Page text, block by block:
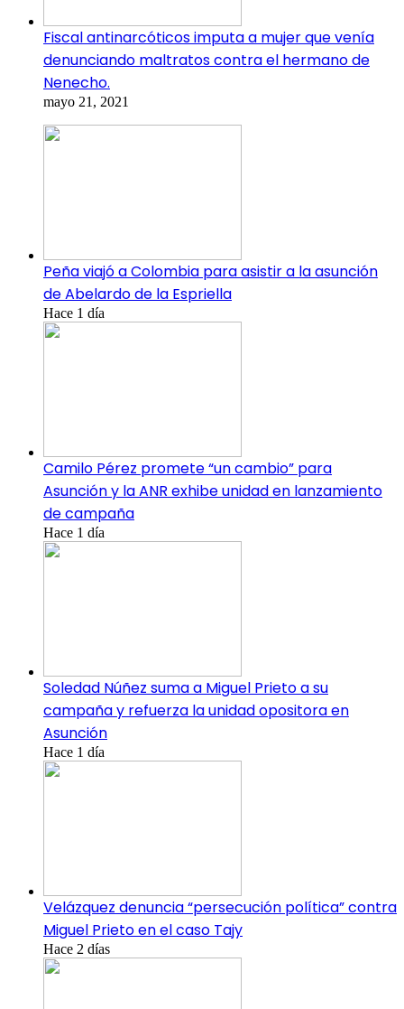
Fiscal antinarcóticos imputa a mujer que venía
denunciando maltratos contra el hermano de
Nenecho.
mayo 21, 2021
Peña viajó a Colombia para asistir a la asunción
de Abelardo de la Espriella
Hace 1 día
Camilo Pérez promete “un cambio” para
Asunción y la ANR exhibe unidad en lanzamiento
de campaña
Hace 1 día
Soledad Núñez suma a Miguel Prieto a su
campaña y refuerza la unidad opositora en
Asunción
Hace 1 día
Velázquez denuncia “persecución política” contra
Miguel Prieto en el caso Tajy
Hace 2 días